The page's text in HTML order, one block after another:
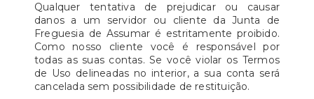
Qualquer tentativa de prejudicar ou causar
danos a um servidor ou cliente da Junta de
Freguesia de Assumar é estritamente proibido.
Como nosso cliente você é responsável por
todas as suas contas. Se você violar os Termos
de Uso delineadas no interior, a sua conta será
cancelada sem possibilidade de restituição.